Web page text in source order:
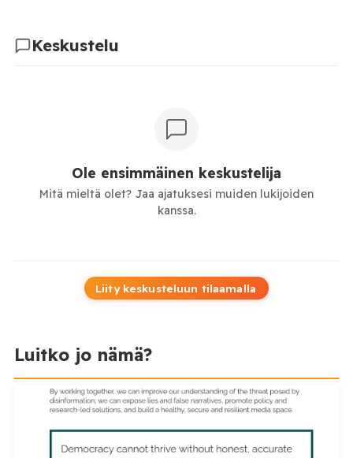
Keskustelu
Ole ensimmäinen keskustelija
Mitä mieltä olet? Jaa ajatuksesi muiden lukijoiden
kanssa.
Liity keskusteluun tilaamalla
Luitko jo nämä?